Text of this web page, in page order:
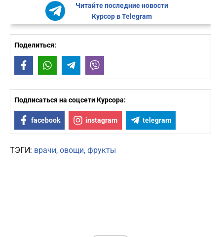
Читайте последние новости
Курсор в Telegram
Поделиться:
FacebookWhatsAppTelegram
Подписаться на соцсети Курсора:
facebook instagram telegram
ТЭГИ: врачи овощи фрукты